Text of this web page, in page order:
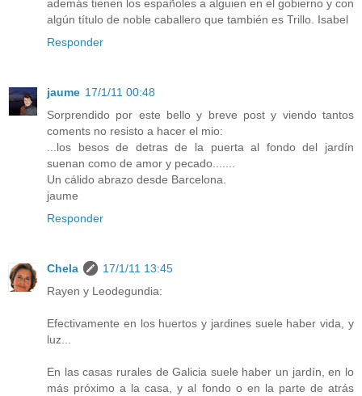
además tienen los españoles a alguien en el gobierno y con
algún título de noble caballero que también es Trillo. Isabel
Responder
jaume 17/1/11 00:48
Sorprendido por este bello y breve post y viendo tantos
coments no resisto a hacer el mio:
...los besos de detras de la puerta al fondo del jardín
suenan como de amor y pecado.......
Un cálido abrazo desde Barcelona.
jaume
Responder
Chela
17/1/11 13:45
Rayen y Leodegundia:
Efectivamente en los huertos y jardines suele haber vida, y
luz...
En las casas rurales de Galicia suele haber un jardín, en lo
más próximo a la casa, y al fondo o en la parte de atrás